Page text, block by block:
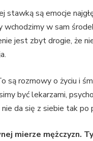
są emocje
w sam
jest zbyt drogie, że
są rozmowy o życiu i
być lekarzami,
da się z siebie tak po
mierze mężczyzn.